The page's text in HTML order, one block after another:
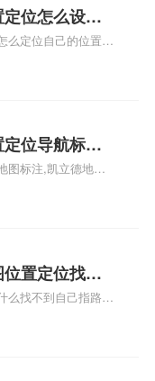
心地址标注上地图
识，详情可查看下方
位怎么设置
标注服务中
位置定位怎
么定位自己的位置
怎么设置往上走、
相关地图标注知
文！
位导航标
置定位,导航,
图标注,凯立德地图
图标注,凯立德地
可查看下方正文！
置定位找不
找不到当前
么找不到自己指路人
置、地图位置更新